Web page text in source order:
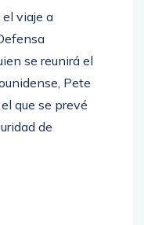
viaje a
se reunirá el
Pete
que se prevé
de